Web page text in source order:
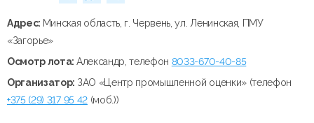
Адрес: Минская область, г. Червень, ул. Ленинская, ПМУ
«Загорье»
Осмотр лота: Александр, телефон 8033-670-40-85
Организатор: ЗАО «Центр промышленной оценки» (телефон
+375 (29) 317 95 42(моб.))